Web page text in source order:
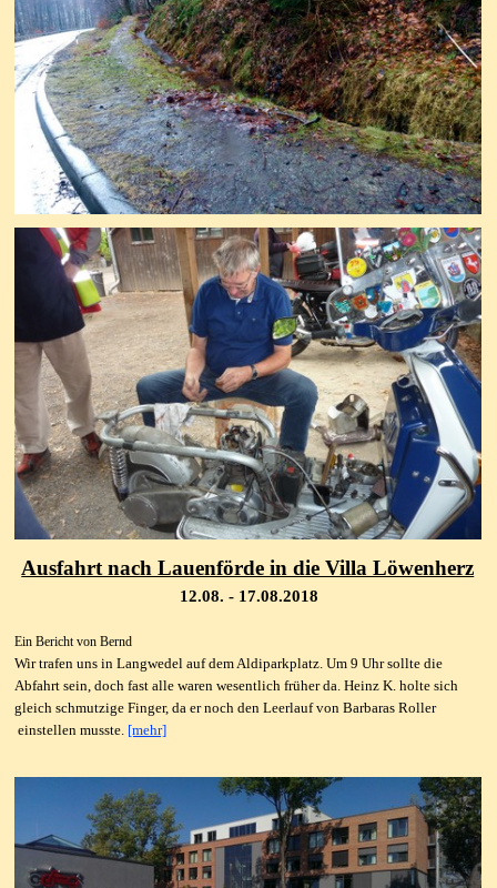
Ausfahrt nach Lauenförde in die Villa Löwenherz
12.08. - 17.08.2018
Ein Bericht von Bernd
Wir trafen uns in Langwedel auf dem Aldiparkplatz. Um 9 Uhr sollte die
Abfahrt sein, doch fast alle waren wesentlich früher da. Heinz K. holte sich
gleich schmutzige Finger, da er noch den Leerlauf von Barbaras Roller
einstellen musste. [mehr]